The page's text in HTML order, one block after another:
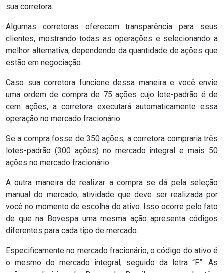
sua corretora.
Algumas corretoras oferecem transparência para seus
clientes, mostrando todas as operações e selecionando a
melhor alternativa, dependendo da quantidade de ações que
estão em negociação.
Caso sua corretora funcione dessa maneira e você envie
uma ordem de compra de 75 ações cujo lote-padrão é de
cem ações, a corretora executará automaticamente essa
operação no mercado fracionário.
Se a compra fosse de 350 ações, a corretora compraria três
lotes-padrão (300 ações) no mercado integral e mais 50
ações no mercado fracionário.
A outra maneira de realizar a compra se dá pela seleção
manual do mercado, atividade que deve ser realizada por
você no momento de escolha do ativo. Isso ocorre pelo fato
de que na Bovespa uma mesma ação apresenta códigos
diferentes para cada tipo de mercado.
Especificamente no mercado fracionário, o código do ativo é
o mesmo do mercado integral, seguido da letra “F”. As